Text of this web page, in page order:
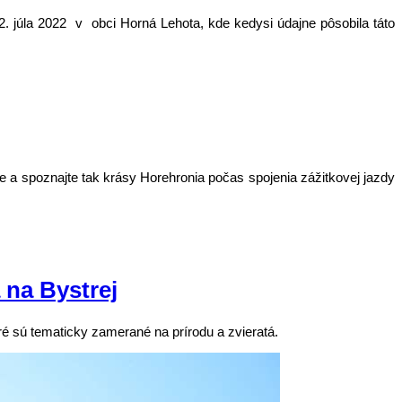
júla 2022 v obci Horná Lehota, kde kedysi údajne pôsobila táto
spoznajte tak krásy Horehronia počas spojenia zážitkovej jazdy
Bystrej
sú tematicky zamerané na prírodu a zvieratá.